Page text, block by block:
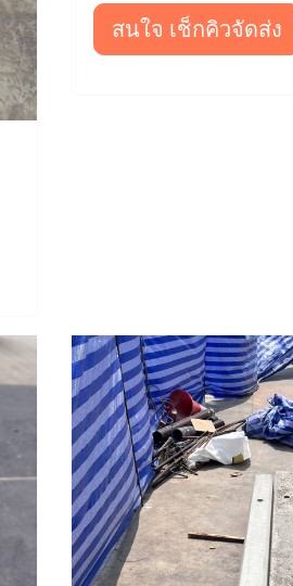
สนใจ เช็กคิวจัดส่ง